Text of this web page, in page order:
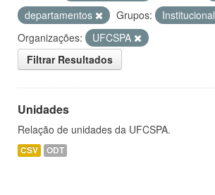
departamentos
Grupos:
Institucional
Organizações:
UFCSPA
Filtrar Resultados
Unidades
Relação de unidades da UFCSPA.
CSV ODT